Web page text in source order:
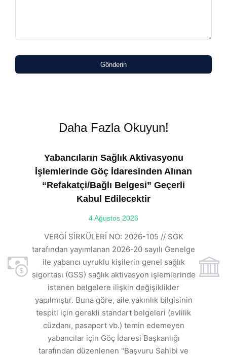
Gönderin
Daha Fazla Okuyun!
Yabancıların Sağlık Aktivasyonu
İşlemlerinde Göç İdaresinden Alınan
“Refakatçi/Bağlı Belgesi” Geçerli
Kabul Edilecektir
4 Ağustos 2026
VERGİ SİRKÜLERİ NO: 2026-105 // SGK
tarafından yayımlanan 2026-20 sayılı Genelge
ile yabancı uyruklu kişilerin genel sağlık
sigortası (GSS) sağlık aktivasyon işlemlerinde
istenen belgelere ilişkin değişiklikler
yapılmıştır. Buna göre, aile yakınlık bilgisinin
tespiti için gerekli standart belgeleri (evlilik
cüzdanı, pasaport vb.) temin edemeyen
yabancılar için Göç İdaresi Başkanlığı
tarafından düzenlenen "Başvuru Sahibi ve